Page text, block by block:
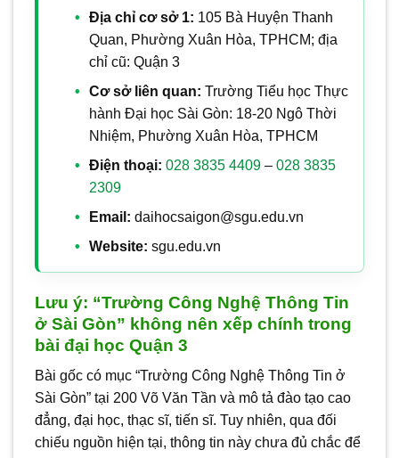
Địa chỉ cơ sở 1: 105 Bà Huyện Thanh
Quan, Phường Xuân Hòa, TPHCM; địa
chỉ cũ: Quận 3
Cơ sở liên quan: Trường Tiểu học Thực
hành Đại học Sài Gòn: 18-20 Ngô Thời
Nhiệm, Phường Xuân Hòa, TPHCM
Điện thoại: 028 3835 4409– 028 3835
2309
Email: daihocsaigon@sgu.edu.vn
Website: sgu.edu.vn
Lưu ý: “Trường Công Nghệ Thông Tin
ở Sài Gòn” không nên xếp chính trong
bài đại học Quận 3
Bài gốc có mục “Trường Công Nghệ Thông Tin ở
Sài Gòn” tại 200 Võ Văn Tần và mô tả đào tạo cao
đẳng, đại học, thạc sĩ, tiến sĩ. Tuy nhiên, qua đối
chiếu nguồn hiện tại, thông tin này chưa đủ chắc để